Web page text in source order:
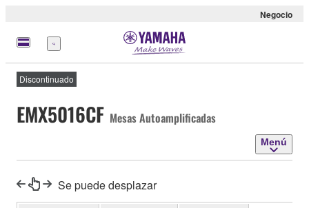
Negocio
Menú
Discontinuado
EMX5016CF Mesas Autoamplificadas
Menú
Se puede desplazar